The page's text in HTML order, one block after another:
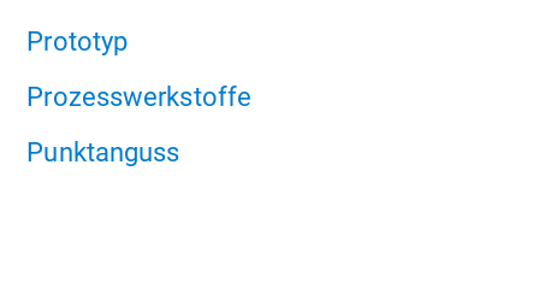
Prototyp
Prozesswerkstoffe
Punktanguss